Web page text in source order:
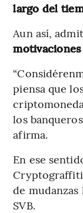
largo del
Aun así,
piensa que
los
afirma.
En ese
de mudanzas
SVB.